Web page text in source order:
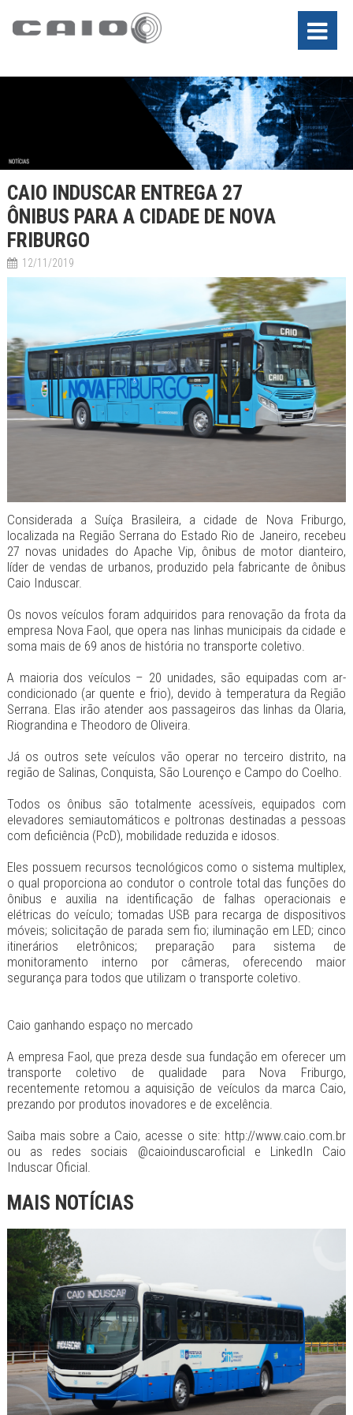
CAIO INDUSCAR ENTREGA 27
ÔNIBUS PARA A CIDADE DE NOVA
FRIBURGO
12/11/2019
Considerada a Suíça Brasileira, a cidade de Nova Friburgo,
localizada na Região Serrana do Estado Rio de Janeiro, recebeu
27 novas unidades do Apache Vip, ônibus de motor dianteiro,
líder de vendas de urbanos, produzido pela fabricante de ônibus
Caio Induscar.
Os novos veículos foram adquiridos para renovação da frota da
empresa Nova Faol, que opera nas linhas municipais da cidade e
soma mais de 69 anos de história no transporte coletivo.
A maioria dos veículos – 20 unidades, são equipadas com ar-
condicionado (ar quente e frio), devido à temperatura da Região
Serrana. Elas irão atender aos passageiros das linhas da Olaria,
Riograndina e Theodoro de Oliveira.
Já os outros sete veículos vão operar no terceiro distrito, na
região de Salinas, Conquista, São Lourenço e Campo do Coelho.
Todos os ônibus são totalmente acessíveis, equipados com
elevadores semiautomáticos e poltronas destinadas a pessoas
com deficiência (PcD), mobilidade reduzida e idosos.
Eles possuem recursos tecnológicos como o sistema multiplex,
o qual proporciona ao condutor o controle total das funções do
ônibus e auxilia na identificação de falhas operacionais e
elétricas do veículo; tomadas USB para recarga de dispositivos
móveis; solicitação de parada sem fio; iluminação em LED; cinco
itinerários eletrônicos; preparação para sistema de
monitoramento interno por câmeras, oferecendo maior
segurança para todos que utilizam o transporte coletivo.
Caio ganhando espaço no mercado
A empresa Faol, que preza desde sua fundação em oferecer um
transporte coletivo de qualidade para Nova Friburgo,
recentemente retomou a aquisição de veículos da marca Caio,
prezando por produtos inovadores e de excelência.
Saiba mais sobre a Caio, acesse o site: http://www.caio.com.br
ou as redes sociais @caioinduscaroficial e LinkedIn Caio
Induscar Oficial.
MAIS NOTÍCIAS